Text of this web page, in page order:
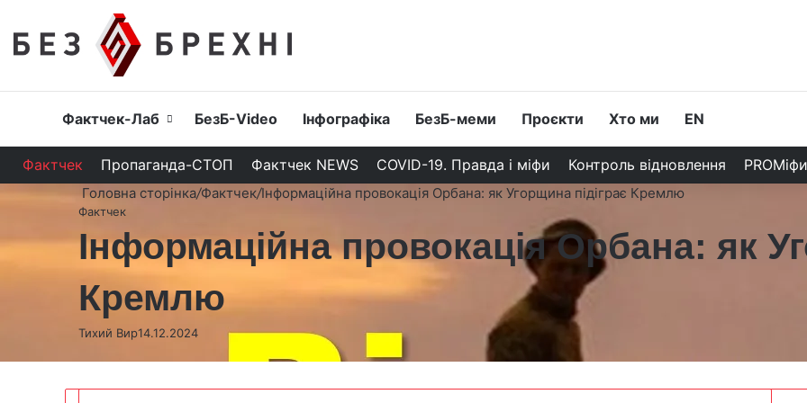
Головна
Фактчек-Лаб БезБ-Video Інфографіка БезБ-меми Проєкти Хто ми EN
Фактчек Пропаганда-СТОП Фактчек NEWS COVID-19. Правда і міфи Контроль відновлення PROМіфи
Головна сторінка/Фактчек/Інформаційна провокація Орбана: як Угорщина підіграє Кремлю
Фактчек
Інформаційна провокація Орбана: як
Кремлю
Тихий Вир14.12.2024